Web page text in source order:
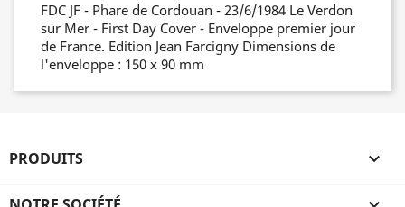
FDC JF - Phare de Cordouan - 23/6/1984 Le Verdon
sur Mer - First Day Cover - Enveloppe premier jour
de France. Edition Jean Farcigny Dimensions de
l'enveloppe : 150 x 90 mm
PRODUITS 